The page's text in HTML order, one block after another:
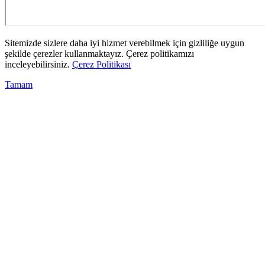
Sitemizde sizlere daha iyi hizmet verebilmek için gizliliğe uygun
şekilde çerezler kullanmaktayız. Çerez politikamızı
inceleyebilirsiniz. Çerez Politikası
Tamam